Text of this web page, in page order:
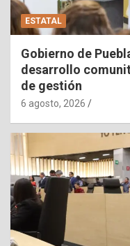
ESTATAL
Gobierno de
desarrollo
de gestión
6 agosto, 2026